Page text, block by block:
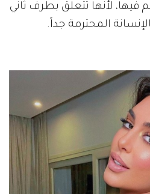
لأنها تتعلق بطرف ثاني